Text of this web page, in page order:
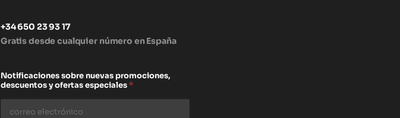
+34 650 23 93 17
Gratis desde cualquier número en España
Notificaciones sobre nuevas promociones,
descuentos y ofertas especiales*